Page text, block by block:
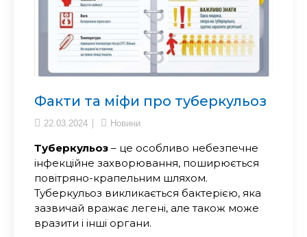
Факти та міфи про туберкульоз
22.03.2024 Новини
Туберкульоз – це особливо небезпечне
інфекційне захворювання, поширюється
повітряно-крапельним шляхом.
Туберкульоз викликається бактерією, яка
зазвичай вражає легені, але також може
вразити і інші органи.